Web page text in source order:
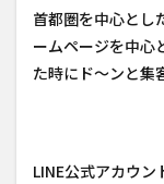
首都圏を中心とし
ームページを中心
た時にド～ンと集
LINE公式アカウ